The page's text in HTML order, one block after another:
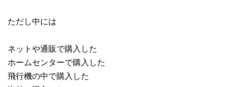
ただし中には
ネットや通販で購入した
ホームセンターで購入した
飛行機の中で購入した